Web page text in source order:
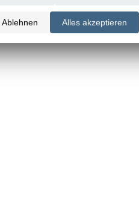
Ablehnen Alles akzeptieren